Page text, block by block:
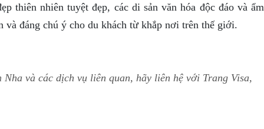
thiên nhiên tuyệt đẹp, các di sản văn hóa độc đáo và ẩm
và đáng chú ý cho du khách từ khắp nơi trên thế giới.
và các dịch vụ liên quan, hãy liên hệ với Trang Visa,